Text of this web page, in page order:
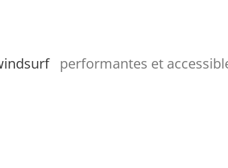
performantes et